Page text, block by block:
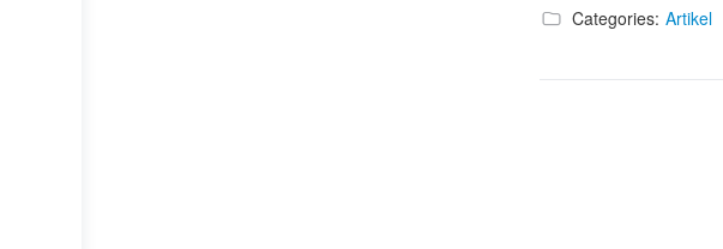
Categories: Artikel